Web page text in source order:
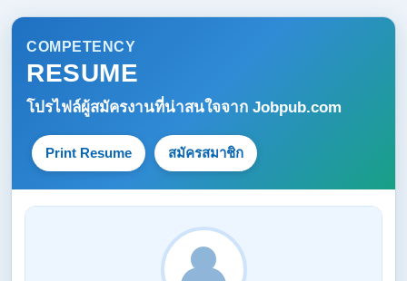
COMPETENCY
RESUME
โปรไฟล์ผู้สมัครงานที่น่าสนใจจาก Jobpub.com
Print Resume สมัครสมาชิก